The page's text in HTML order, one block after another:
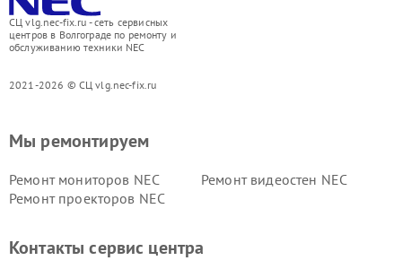
СЦ vlg.nec-fix.ru - сеть сервисных
центров в Волгограде по ремонту и
обслуживанию техники NEC
2021-2026 © СЦ vlg.nec-fix.ru
Мы ремонтируем
Ремонт мониторов NEC
Ремонт видеостен NEC
Ремонт проекторов NEC
Контакты сервис центра